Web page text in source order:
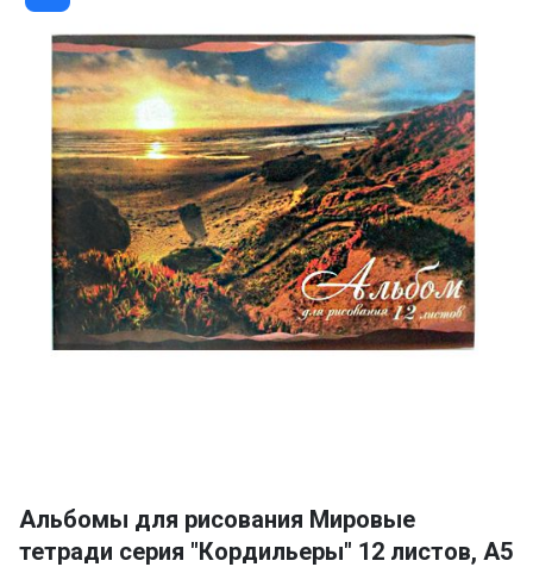
of
1
Альбомы для рисования Мировые
тетради серия "Кордильеры" 12 листов, А5